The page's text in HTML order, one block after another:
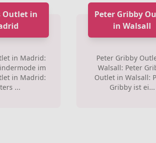
Outlet in
in Madrid:
im
in Madrid:
...
Peter Gribby
in Walsall
Peter Gribby
Walsall: Peter
Outlet in Walsall:
Gribby ist ei...